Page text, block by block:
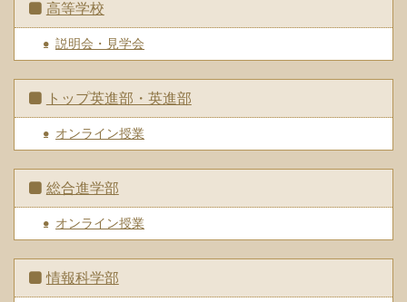
高等学校
説明会・見学会
トップ英進部・英進部
オンライン授業
総合進学部
オンライン授業
情報科学部